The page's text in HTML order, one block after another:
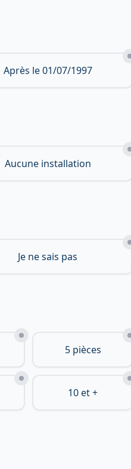
Après le 01/07/1997
Aucune installation
Je ne sais pas
5 pièces
10 et +